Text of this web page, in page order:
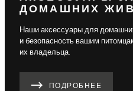
ДОМАШНИХ
Наши аксессуары для
и безопасность вашим
их владельца.
ПОДРОБНЕЕ